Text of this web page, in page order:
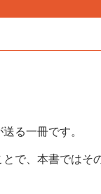
る一冊です。
で、本書ではそ